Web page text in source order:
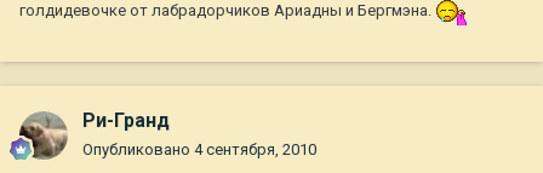
голдидевочке от лабрадорчиков Ариадны и Бергмэна.
Ри-Гранд
Опубликовано 4 сентября, 2010